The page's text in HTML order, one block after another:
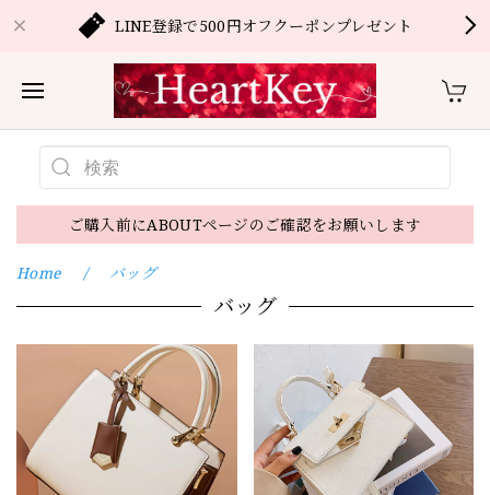
LINE登録で500円オフクーポンプレゼント
ご購入前にABOUTページのご確認をお願いします
Home バッグ
バッグ